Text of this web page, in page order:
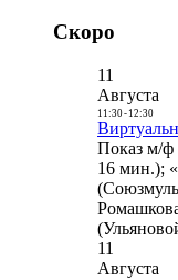
Скоро
11
Августа
11:30- 12:30
Показ м/ф
16 мин.);
11
Августа